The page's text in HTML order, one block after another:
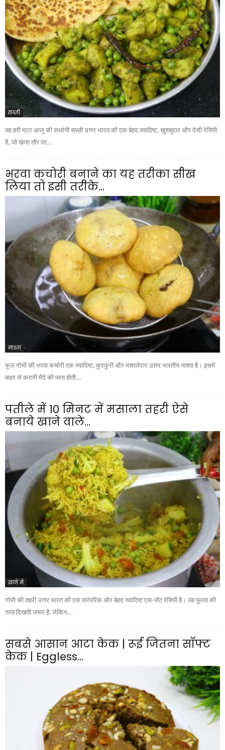
सब्ज़ी
यह हरी मटर आलू की सलोनी सब्ज़ी उत्तर भारत की एक बेहद स्वादिष्ट, खुशबूदार और देसी रेसिपी
है, जो खास तौर पर...
भरवा कचोरी बनाने का यह तरीका सीख
लिया तो इसी तरीके...
नाश्ता
फूल गोभी की भरवा कचोरी एक स्वादिष्ट, कुरकुरी और मसालेदार उत्तर भारतीय नाश्ता है। इसमें
बाहर से करारी मैदे की परत होती...
पतीले में 10 मिनट में मसाला तहरी ऐसे
बनाये खाने वाले...
खाने में
गोभी की तहरी उत्तर भारत की एक पारंपरिक और बेहद स्वादिष्ट एक-पॉट रेसिपी है। यह पुलाव की
तरह दिखती जरूर है, लेकिन...
सबसे आसान आटा केक | रूई जितना सॉफ्ट
केक | Eggless...